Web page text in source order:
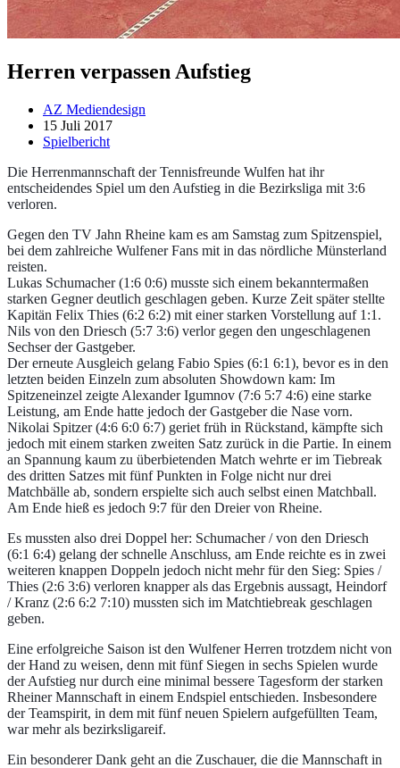
Herren verpassen Aufstieg
AZ Mediendesign
15 Juli 2017
Spielbericht
Die Herrenmannschaft der Tennisfreunde Wulfen hat ihr
entscheidendes Spiel um den Aufstieg in die Bezirksliga mit 3:6
verloren.
Gegen den TV Jahn Rheine kam es am Samstag zum Spitzenspiel,
bei dem zahlreiche Wulfener Fans mit in das nördliche Münsterland
reisten.
Lukas Schumacher (1:6 0:6) musste sich einem bekanntermaßen
starken Gegner deutlich geschlagen geben. Kurze Zeit später stellte
Kapitän Felix Thies (6:2 6:2) mit einer starken Vorstellung auf 1:1.
Nils von den Driesch (5:7 3:6) verlor gegen den ungeschlagenen
Sechser der Gastgeber.
Der erneute Ausgleich gelang Fabio Spies (6:1 6:1), bevor es in den
letzten beiden Einzeln zum absoluten Showdown kam: Im
Spitzeneinzel zeigte Alexander Igumnov (7:6 5:7 4:6) eine starke
Leistung, am Ende hatte jedoch der Gastgeber die Nase vorn.
Nikolai Spitzer (4:6 6:0 6:7) geriet früh in Rückstand, kämpfte sich
jedoch mit einem starken zweiten Satz zurück in die Partie. In einem
an Spannung kaum zu überbietenden Match wehrte er im Tiebreak
des dritten Satzes mit fünf Punkten in Folge nicht nur drei
Matchbälle ab, sondern erspielte sich auch selbst einen Matchball.
Am Ende hieß es jedoch 9:7 für den Dreier von Rheine.
Es mussten also drei Doppel her: Schumacher / von den Driesch
(6:1 6:4) gelang der schnelle Anschluss, am Ende reichte es in zwei
weiteren knappen Doppeln jedoch nicht mehr für den Sieg: Spies /
Thies (2:6 3:6) verloren knapper als das Ergebnis aussagt, Heindorf
/ Kranz (2:6 6:2 7:10) mussten sich im Matchtiebreak geschlagen
geben.
Eine erfolgreiche Saison ist den Wulfener Herren trotzdem nicht von
der Hand zu weisen, denn mit fünf Siegen in sechs Spielen wurde
der Aufstieg nur durch eine minimal bessere Tagesform der starken
Rheiner Mannschaft in einem Endspiel entschieden. Insbesondere
der Teamspirit, in dem mit fünf neuen Spielern aufgefüllten Team,
war mehr als bezirksligareif.
Ein besonderer Dank geht an die Zuschauer, die die Mannschaft in